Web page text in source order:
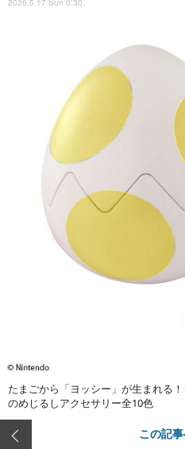
2026.5.17 Sun 0:30
たまごから「ヨッシー」が生まれる
のめじるしアクセサリー全10色
この記